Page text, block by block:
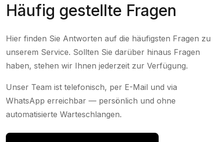
Häufig gestellte Fragen
Hier finden Sie Antworten auf die häufigsten Fragen zu
unserem Service. Sollten Sie darüber hinaus Fragen
haben, stehen wir Ihnen jederzeit zur Verfügung.
Unser Team ist telefonisch, per E-Mail und via
WhatsApp erreichbar — persönlich und ohne
automatisierte Warteschlangen.